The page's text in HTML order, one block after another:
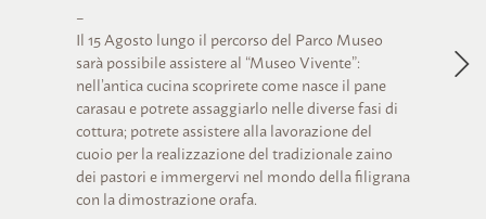
–
Il 15 Agosto lungo il percorso del Parco Museo
sarà possibile assistere al “Museo Vivente”:
nell’antica cucina scoprirete come nasce il pane
carasau e potrete assaggiarlo nelle diverse fasi di
cottura; potrete assistere alla lavorazione del
cuoio per la realizzazione del tradizionale zaino
dei pastori e immergervi nel mondo della filigrana
con la dimostrazione orafa.